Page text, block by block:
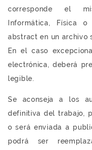
corresponde el
Informática, Física
abstract en un archivo
En el caso
electrónica, deberá
legible.
Se aconseja a los
definitiva del trabajo,
o será enviada a
podrá ser